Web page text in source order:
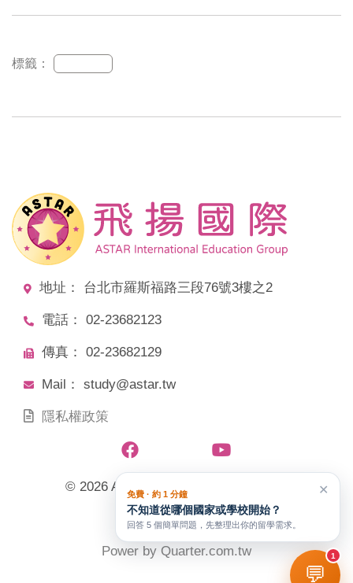
標籤：
地址： 台北市羅斯福路三段76號3樓之2
電話： 02-23682123
傳真： 02-23682129
Mail： study@astar.tw
隱私權政策
© 2026 ASTAR飛揚國際教育文化事業
All Rights Reserved.
Power by Quarter.com.tw
免費 · 約 1 分鐘
不知道從哪個國家或學校開始？
回答 5 個簡單問題，先整理出你的留學需求。
✕
💬
1